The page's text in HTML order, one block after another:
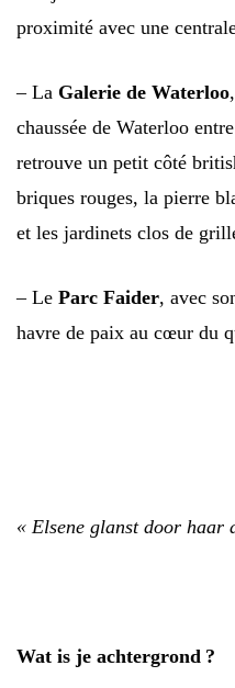
proximité avec une
– La Galerie de Waterloo
chaussée de Waterloo
retrouve un petit côté
briques rouges, la pierre
et les jardinets clos de
– Le Parc Faider, avec
havre de paix au cœur du
« Elsene glanst door haar
Wat is je achtergrond ?